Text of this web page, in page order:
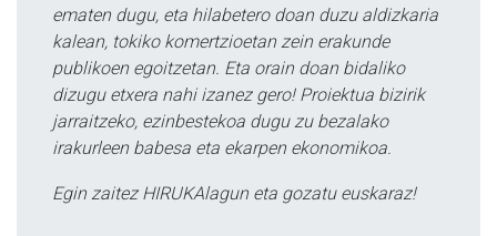
ematen dugu, eta hilabetero doan duzu aldizkaria
kalean, tokiko komertzioetan zein erakunde
publikoen egoitzetan. Eta orain doan bidaliko
dizugu etxera nahi izanez gero! Proiektua bizirik
jarraitzeko, ezinbestekoa dugu zu bezalako
irakurleen babesa eta ekarpen ekonomikoa.
Egin zaitez HIRUKAlagun eta gozatu euskaraz!